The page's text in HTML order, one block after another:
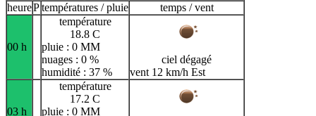
heurePtempératures / pluie temps / vent
00 h
température
18.8 C
pluie : 0 MM
nuages : 0 %
humidité : 37 %
ciel dégagé
vent 12 km/h Est
03 h
température
17.2 C
pluie : 0 MM